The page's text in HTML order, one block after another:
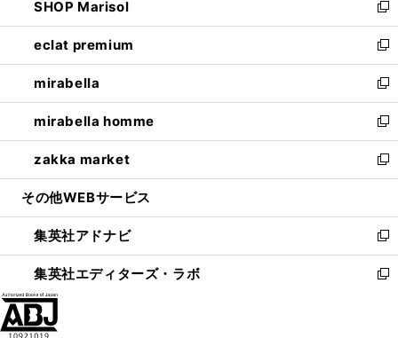
く
で
開
く
ド
ウ
で
開
く
ィ
ン
ド
ウ
で
開
く
い
ウ
ィ
ン
ド
ウ
で
開
く
SHOP Marisol
新
し
い
ウ
ィ
ン
ド
ウ
で
開
eclat premium
新
し
い
ウ
ィ
ン
ド
ウ
開
く
mirabella
新
し
い
ウ
ィ
ン
ウ
で
開
く
mirabella homme
新
し
い
ウ
ン
ド
ウ
で
zakka market
新
し
ウ
ィ
ン
ド
その他WEBサービス
集英社アドナビ
新
し
い
集英社エディターズ・ラボ
新